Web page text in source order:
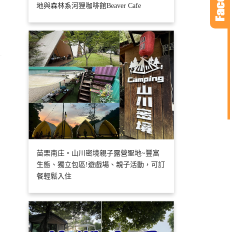
地與森林系河狸咖啡館Beaver Cafe
苗栗南庄。山川密境親子露營聖地~豐富
生態、獨立包區!遊戲場、親子活動，可訂
餐輕鬆入住